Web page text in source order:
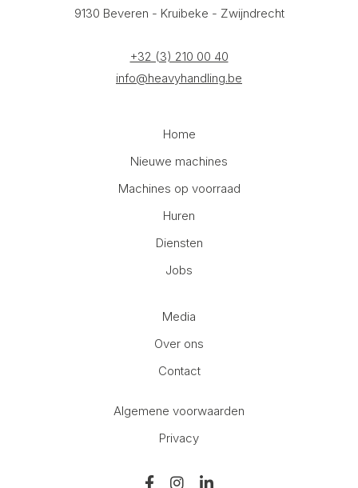
9130 Beveren - Kruibeke - Zwijndrecht
+32 (3) 210 00 40
info@heavyhandling.be
Home
Nieuwe machines
Machines op voorraad
Huren
Diensten
Jobs
Media
Over ons
Contact
Algemene voorwaarden
Privacy